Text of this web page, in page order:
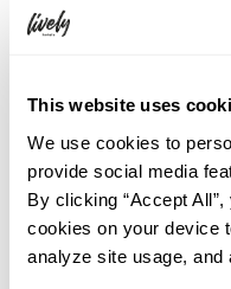
This website uses
We use cookies to
provide social media
By clicking “Accept
cookies on your device
analyze site usage, and
フトドリンクや軽食を楽し
アンや他の来場者と交流し
がつながる体験型イベントで